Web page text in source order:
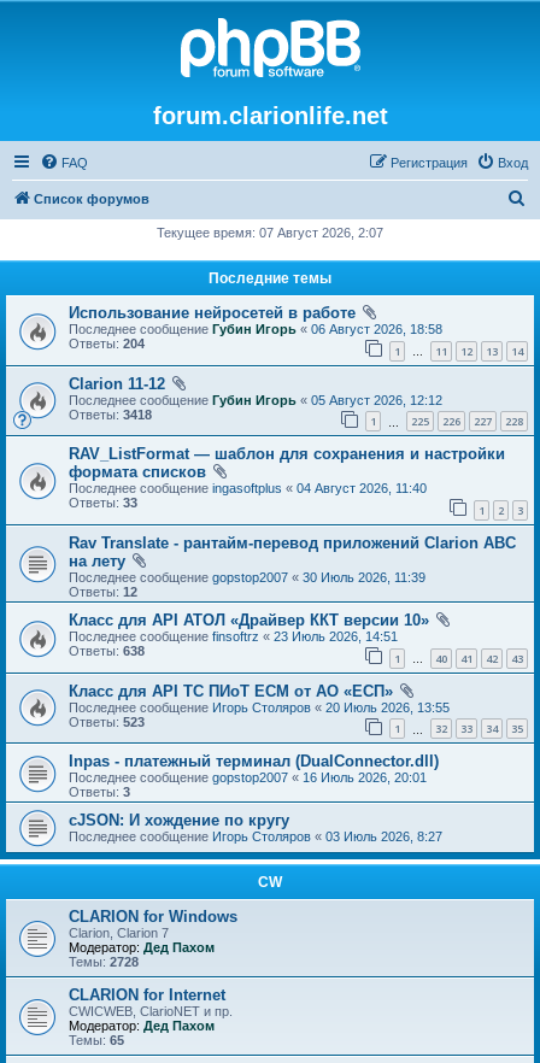
forum.clarionlife.net
FAQ Вход
Регистрация
Список форумов
Текущее время: 07 Август 2026, 2:07
Последние темы
Использование нейросетей в работе
Последнее сообщение Губин Игорь « 06 Август 2026, 18:58
Ответы: 204 1 … 11 12 13 14
Clarion 11-12
Последнее сообщение Губин Игорь « 05 Август 2026, 12:12
Ответы: 3418 1 225 226 227 228
RAV_ListFormat — шаблон для сохранения и настройки
формата списков
Последнее сообщение ingasoftplus « 04 Август 2026, 11:40
Ответы: 33 1 2 3
Rav Translate - рантайм-перевод приложений Clarion ABC
на лету
Последнее сообщение gopstop2007 « 30 Июль 2026, 11:39
Ответы: 12
Класс для API АТОЛ «Драйвер ККТ версии 10»
Последнее сообщение finsoftrz « 23 Июль 2026, 14:51
Ответы: 638 1 … 40 41 42 43
Класс для API ТС ПИоТ ЕСМ от АО «ЕСП»
Последнее сообщение Игорь Столяров « 20 Июль 2026, 13:55
Ответы: 523 1 32 33 34 35
Inpas - платежный терминал (DualConnector.dll)
Последнее сообщение gopstop2007 « 16 Июль 2026, 20:01
Ответы: 3
cJSON: И хождение по кругу
Последнее сообщение Игорь Столяров « 03 Июль 2026, 8:27
CW
CLARION for Windows
Clarion, Clarion 7
Модератор: Дед Пахом
Темы: 2728
CLARION for Internet
CWICWEB, ClarioNET и пр.
Модератор: Дед Пахом
Темы: 65